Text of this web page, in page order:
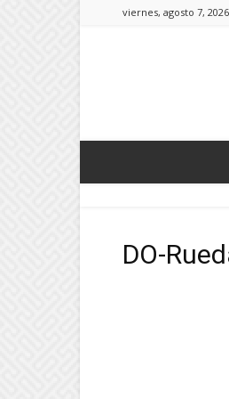
viernes, agosto 7, 2026
DO-